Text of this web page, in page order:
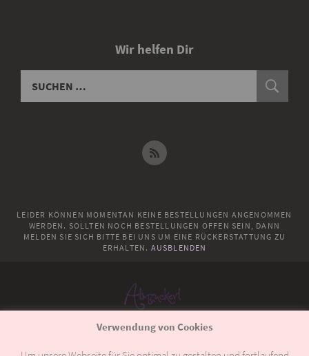
Wir helfen Dir
LEIDER KÖNNEN MOMENTAN KEINE BESTELLUNGEN ANGENOMMEN
WERDEN. SOLLTEN NOCH BESTELLUNGEN OFFEN SEIN, DANN
MELDEN SIE SICH BITTE BEI UNS UM EINE RÜCKERSTATTUNG ZU
ERHALTEN. AUSBLENDEN
© 2018Almzuckerl
Verwendung von Cookies